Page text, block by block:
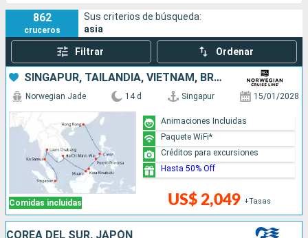
ritmo que cambia notablemente entre los grandes itinerarios
marítimos y los cruceros por el Mekong.
862
cruceros
Sus criterios de búsqueda:
asia
Filtrar Ordenar
SINGAPUR, TAILANDIA, VIETNAM, BRUNEI, MALASIA, FILIPINAS, CHINA
Comidas incluidas
Norwegian Jade 14 d Singapur 15/01/2028
US$ 2,049 +Tasas
Animaciones Incluidas
Paquete WiFi*
Créditos para excursiones
Hasta 50% Off
COREA DEL SUR, JAPÓN